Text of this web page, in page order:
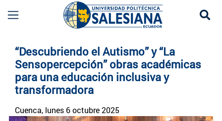
“Descubriendo el Autismo” y “La
Sensopercepción” obras académicas
para una educación inclusiva y
transformadora
Cuenca, lunes 6 octubre 2025